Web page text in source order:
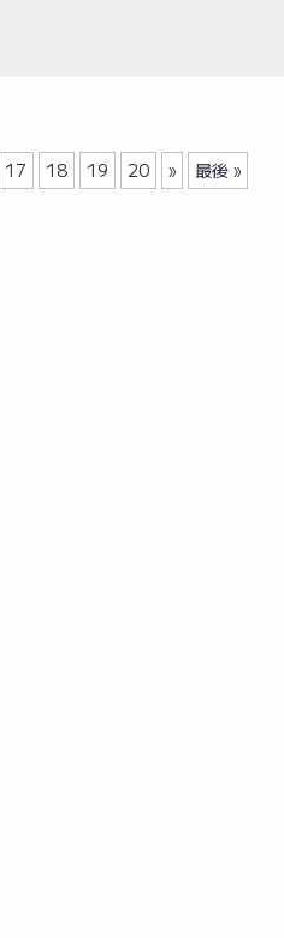
17 18 19 20 » 最後 »